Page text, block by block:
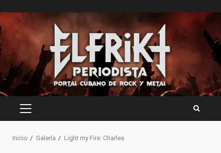
al
contenido
MENÚ
Inicio Galería Light my Fire: Charles